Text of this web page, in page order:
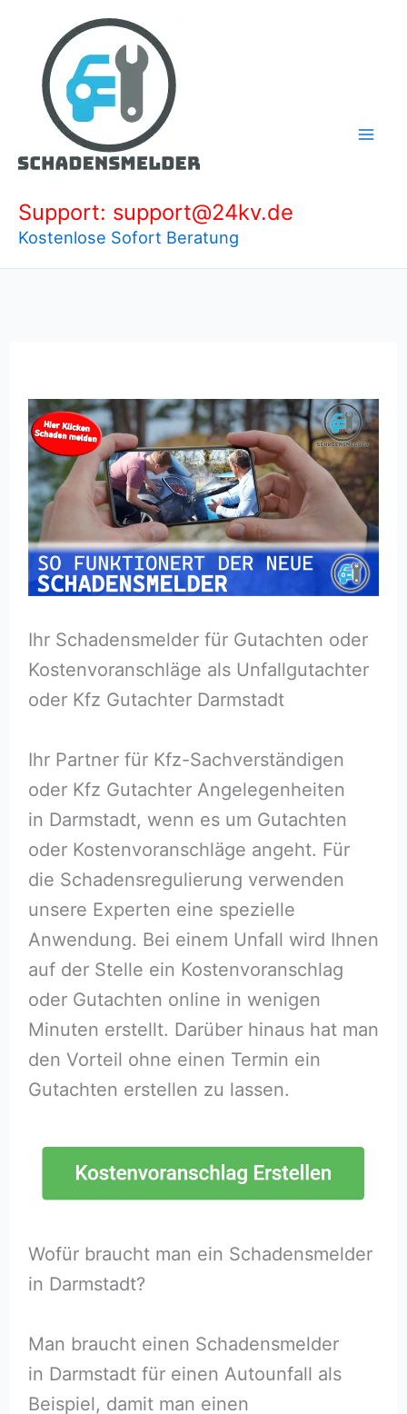
springen
Support: support@24kv.de
Kostenlose Sofort Beratung
Ihr Schadensmelder für Gutachten oder
Kostenvoranschläge als Unfallgutachter
oder Kfz Gutachter Darmstadt
Ihr Partner für Kfz-Sachverständigen
oder Kfz Gutachter Angelegenheiten
in Darmstadt, wenn es um Gutachten
oder Kostenvoranschläge angeht. Für
die Schadensregulierung verwenden
unsere Experten eine spezielle
Anwendung. Bei einem Unfall wird Ihnen
auf der Stelle ein Kostenvoranschlag
oder Gutachten online in wenigen
Minuten erstellt. Darüber hinaus hat man
den Vorteil ohne einen Termin ein
Gutachten erstellen zu lassen.
Wofür braucht man ein Schadensmelder
in Darmstadt?
Man braucht einen Schadensmelder
in Darmstadt für einen Autounfall als
Beispiel, damit man einen